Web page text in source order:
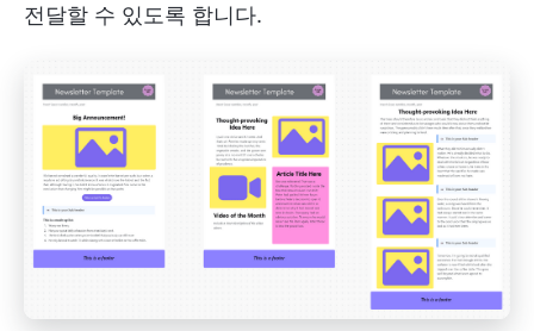
전달할 수 있도록 합니다.